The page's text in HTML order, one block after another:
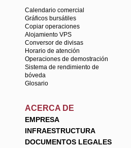
Calendario comercial
Gráficos bursátiles
Copiar operaciones
Alojamiento VPS
Conversor de divisas
Horario de atención
Operaciones de demostración
Sistema de rendimiento de
bóveda
Glosario
ACERCA DE
EMPRESA
INFRAESTRUCTURA
DOCUMENTOS LEGALES